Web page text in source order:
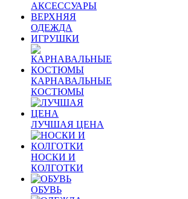
АКСЕССУАРЫ
ВЕРХНЯЯ
ОДЕЖДА
ИГРУШКИ
КАРНАВАЛЬНЫЕ
КОСТЮМЫ
ЛУЧШАЯ ЦЕНА
НОСКИ И
КОЛГОТКИ
ОБУВЬ